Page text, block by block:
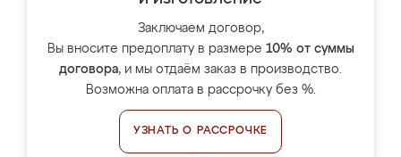
Заключаем договор,
Вы вносите предоплату в размере 10% от суммы
договора, и мы отдаём заказ в производство.
Возможна оплата в рассрочку без %.
УЗНАТЬ О РАССРОЧКЕ